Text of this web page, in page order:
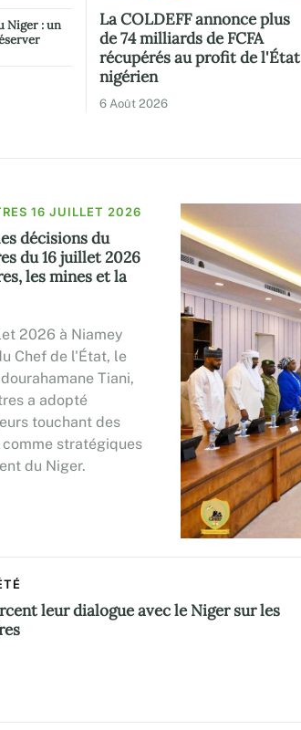
La COLDEFF annonce plus
de 74 milliards de FCFA
récupérés au profit de l'État
nigérien
6 Août 2026
Niger : un
16 JUILLET 2026
décisions du
du 16 juillet 2026
les mines et la
2026 à Niamey
Chef de l'État, le
Tiani,
a adopté
touchant des
stratégiques
du Niger.
leur dialogue avec le Niger sur les